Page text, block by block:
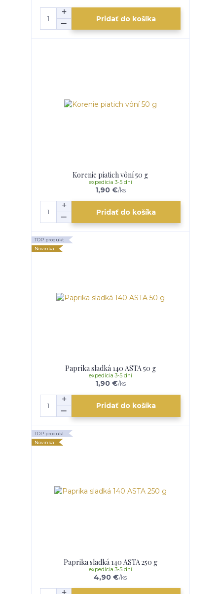
Pridať do košíka
Korenie piatich vôní 50 g
1,90 €/ks
expedícia 3-5 dní
Pridať do košíka
TOP produkt
Novinka
Paprika sladká 140 ASTA 50 g
1,90 €/ks
expedícia 3-5 dní
Pridať do košíka
TOP produkt
Novinka
Paprika sladká 140 ASTA 250 g
4,90 €/ks
expedícia 3-5 dní